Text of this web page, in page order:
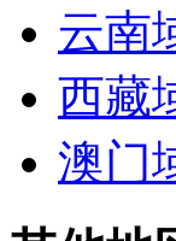
云南
西藏
澳门